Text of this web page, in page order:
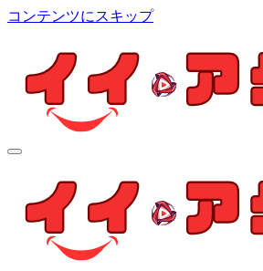
コンテンツにスキップ